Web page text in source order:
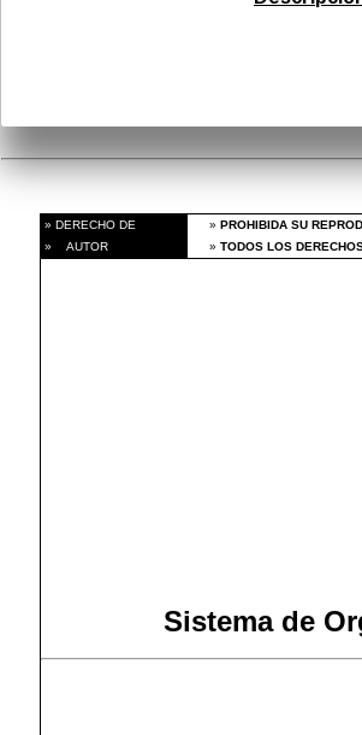
» DERECHO DE » PROHIBIDA SU
» AUTOR
» TODOS LOS
Sistema de